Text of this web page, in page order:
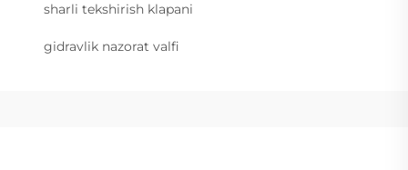
sharli tekshirish klapani
gidravlik nazorat valfi